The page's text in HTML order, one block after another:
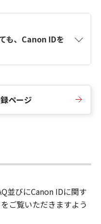
も、Canon IDを
ページ
並びにCanon IDに関す
をご覧いただきますよう